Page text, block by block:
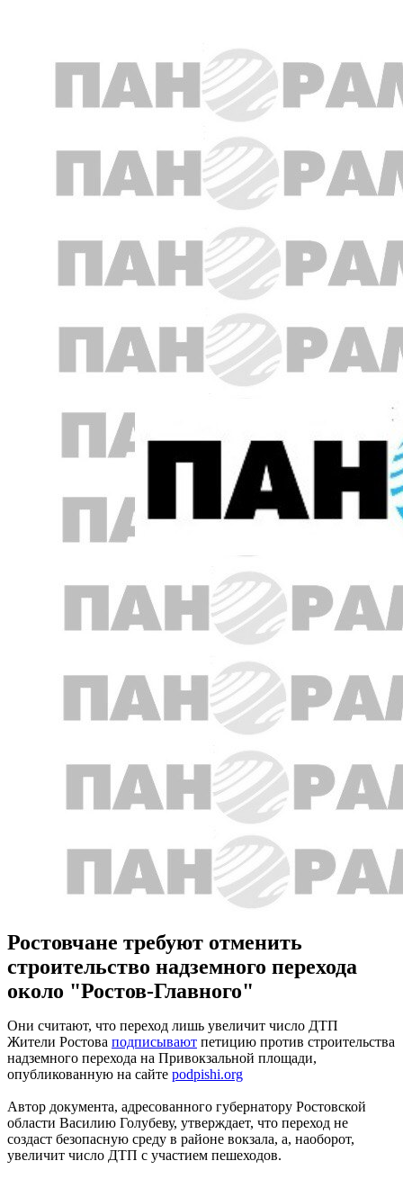
Ростовчане требуют отменить
строительство надземного перехода
около "Ростов-Главного"
Они считают, что переход лишь увеличит число ДТП
Жители Ростова подписывают петицию против строительства
надземного перехода на Привокзальной площади,
опубликованную на сайте podpishi.org
Автор документа, адресованного губернатору Ростовской
области Василию Голубеву, утверждает, что переход не
создаст безопасную среду в районе вокзала, а, наоборот,
увеличит число ДТП с участием пешеходов.